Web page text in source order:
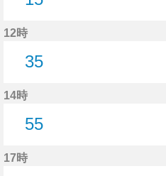
12時
35
14時
55
17時